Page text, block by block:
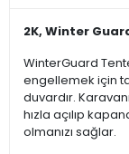
2K, Winter
WinterGuard
engellemek için
duvardır.
hızla açılıp
olmanızı sağlar.